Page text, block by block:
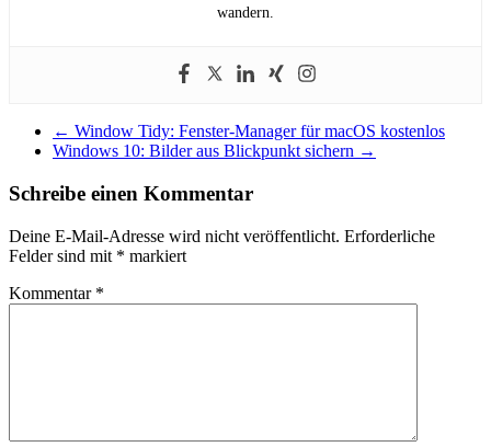
wandern.
← Window Tidy: Fenster-Manager für macOS kostenlos
Windows 10: Bilder aus Blickpunkt sichern →
Schreibe einen Kommentar
Deine E-Mail-Adresse wird nicht veröffentlicht. Erforderliche
Felder sind mit * markiert
Kommentar *